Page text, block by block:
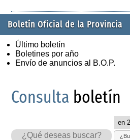
Boletín Oficial de la Provincia
Último boletín
Boletines por año
Envío de anuncios al B.O.P.
Consulta boletín